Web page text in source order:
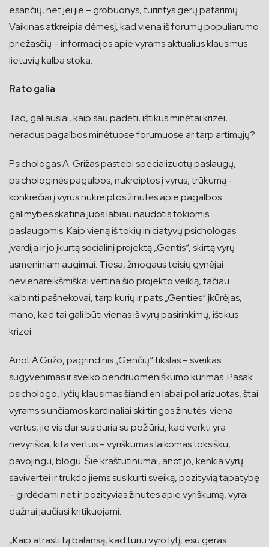
esančių, net jei jie – grobuonys, turintys gerų patarimų.
Vaikinas atkreipia dėmesį, kad viena iš forumų populiarumo
priežasčių – informacijos apie vyrams aktualius klausimus
lietuvių kalba stoka.
Rato galia
Tad, galiausiai, kaip sau padėti, ištikus minėtai krizei,
neradus pagalbos minėtuose forumuose ar tarp artimųjų?
Psichologas A. Grižas pastebi specializuotų paslaugų,
psichologinės pagalbos, nukreiptos į vyrus, trūkumą –
konkrečiai į vyrus nukreiptos žinutės apie pagalbos
galimybes skatina juos labiau naudotis tokiomis
paslaugomis. Kaip vieną iš tokių iniciatyvų psichologas
įvardija ir jo įkurtą socialinį projektą „Gentis“, skirtą vyrų
asmeniniam augimui. Tiesa, žmogaus teisių gynėjai
nevienareikšmiškai vertina šio projekto veiklą, tačiau
kalbinti pašnekovai, tarp kurių ir pats „Genties“ įkūrėjas,
mano, kad tai gali būti vienas iš vyrų pasirinkimų, ištikus
krizei.
Anot A.Grižo, pagrindinis „Genčių“ tikslas – sveikas
sugyvenimas ir sveiko bendruomeniškumo kūrimas. Pasak
psichologo, lyčių klausimas šiandien labai poliarizuotas, štai
vyrams siunčiamos kardinaliai skirtingos žinutės: viena
vertus, jie vis dar susiduria su požiūriu, kad verkti yra
nevyriška, kita vertus – vyriškumas laikomas toksišku,
pavojingu, blogu. Šie kraštutinumai, anot jo, kenkia vyrų
savivertei ir trukdo jiems susikurti sveiką, pozityvią tapatybę
– girdėdami net ir pozityvias žinutes apie vyriškumą, vyrai
dažnai jaučiasi kritikuojami.
„Kaip atrasti tą balansą, kad turiu vyro lytį, esu geras